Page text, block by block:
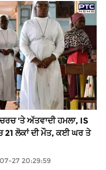
'ਤੇ ਅੱਤਵਾਦੀ ਹਮਲਾ, IS
ਲੋਕਾਂ ਦੀ ਮੌਤ, ਕਈ ਘਰ ਤੇ
27 20:29:59